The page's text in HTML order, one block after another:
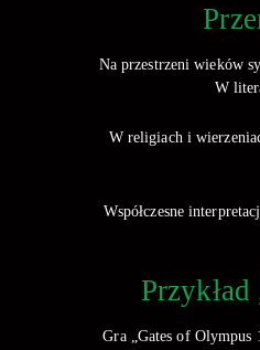
Na przestrzeni wieków
W
W religiach i
Współczesne
Gra „Gates of